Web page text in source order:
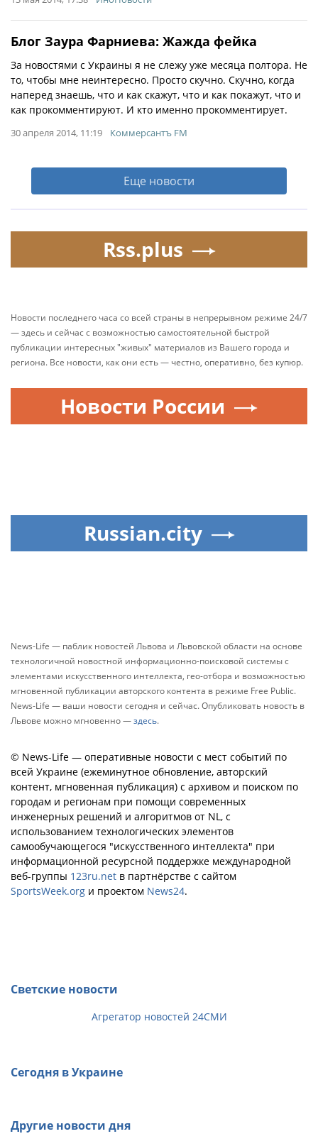
Блог Заура Фарниева: Жажда фейка
За новостями с Украины я не слежу уже месяца полтора. Не
то, чтобы мне неинтересно. Просто скучно. Скучно, когда
наперед знаешь, что и как скажут, что и как покажут, что и
как прокомментируют. И кто именно прокомментирует.
30 апреля 2014, 11:19 Коммерсантъ FM
Еще новости
Rss.plus
Новости последнего часа со всей страны в непрерывном режиме 24/7
— здесь и сейчас с возможностью самостоятельной быстрой
публикации интересных "живых" материалов из Вашего города и
региона. Все новости, как они есть — честно, оперативно, без купюр.
Новости России
Russian.city
News-Life — паблик новостей Львова и Львовской области на основе
технологичной новостной информационно-поисковой системы с
элементами искусственного интеллекта, гео-отбора и возможностью
мгновенной публикации авторского контента в режиме Free Public.
News-Life — ваши новости сегодня и сейчас. Опубликовать новость в
Львове можно мгновенно —здесь.
© News-Life — оперативные новости с мест событий по
всей Украине (ежеминутное обновление, авторский
контент, мгновенная публикация) с архивом и поиском по
городам и регионам при помощи современных
инженерных решений и алгоритмов от NL, с
использованием технологических элементов
самообучающегося "искусственного интеллекта" при
информационной ресурсной поддержке международной
веб-группы 123ru.net в партнёрстве с сайтом
SportsWeek.org и проектом News24.
Светские новости
Агрегатор новостей 24СМИ
Сегодня в Украине
Другие новости дня